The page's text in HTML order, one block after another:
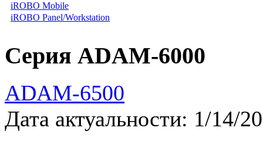
iROBO Mobile
iROBO Panel/Workstation
Серия ADAM-6000
ADAM-6500
Дата актуальности: 1/14/